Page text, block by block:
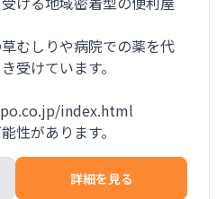
むしりや病院での薬を代
受けています。
index.html
性があります。
詳細を見る